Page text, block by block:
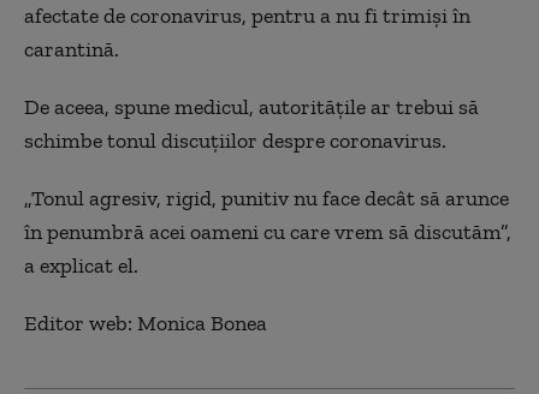
afectate de coronavirus, pentru a nu fi trimiși în
carantină.
De aceea, spune medicul, autoritățile ar trebui să
schimbe tonul discuțiilor despre coronavirus.
„Tonul agresiv, rigid, punitiv nu face decât să arunce
în penumbră acei oameni cu care vrem să discutăm”,
a explicat el.
Editor web: Monica Bonea